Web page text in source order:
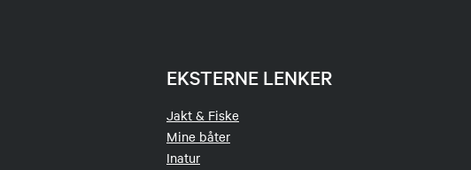
EKSTERNE LENKER
Jakt & Fiske
Mine båter
Inatur